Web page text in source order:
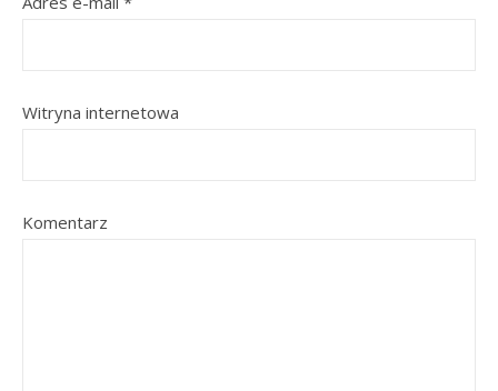
Witryna internetowa
Komentarz